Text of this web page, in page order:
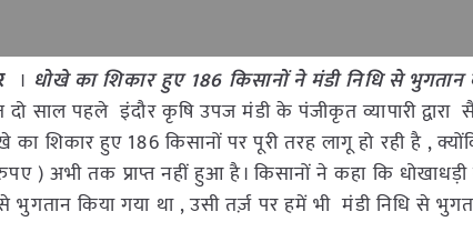
। धोखे का शिकार हुए 186 किसानों ने मंडी निधि से
दो साल पहले इंदौर कृषि उपज मंडी के पंजीकृत व्यापारी
का शिकार हुए 186 किसानों पर पूरी तरह लागू हो रही है ,
) अभी तक प्राप्त नहीं हुआ है। किसानों ने कहा कि
भुगतान किया गया था , उसी तर्ज़ पर हमें भी मंडी निधि से